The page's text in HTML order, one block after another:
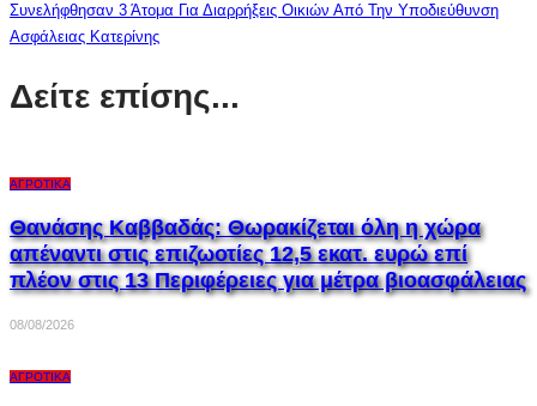
Συνελήφθησαν 3 Άτομα Για Διαρρήξεις Οικιών Από Την Υποδιεύθυνση
Ασφάλειας Κατερίνης
Δείτε επίσης...
ΑΓΡΟΤΙΚΆ
Θανάσης Καββαδάς: Θωρακίζεται όλη η χώρα
απέναντι στις επιζωοτίες 12,5 εκατ. ευρώ επί
πλέον στις 13 Περιφέρειες για μέτρα βιοασφάλειας
08/08/2026
ΑΓΡΟΤΙΚΆ